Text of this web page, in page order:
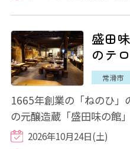
盛田
のテ
常滑市
1665年創業の「ねのひ」
の元醸造蔵「盛田味の館
当が付いたイヴニングコ
2026年10月24日(土)